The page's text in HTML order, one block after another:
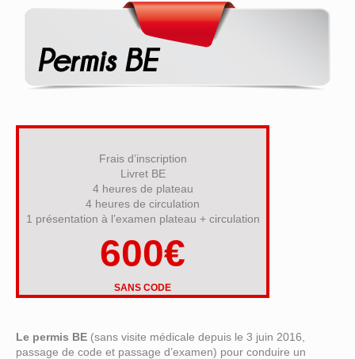
Frais d’inscription
Livret BE
4 heures de plateau
4 heures de circulation
1 présentation à l’examen plateau + circulation
600€
SANS CODE
Le permis BE (sans visite médicale depuis le 3 juin 2016,
passage de code et passage d’examen) pour conduire un